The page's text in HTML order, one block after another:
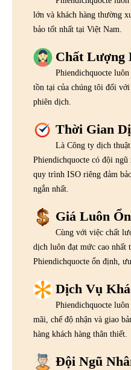
lớn và khách hàng thường
bảo tốt nhất tại Việt Nam.
Chất Lượng
Phiendichquocte
tồn tại của chúng tôi đối
phiên dịch.
Thời Gian
Là Công ty dịch thuật
Phiendichquocte có đội
quy trình ISO riêng đảm
ngắn nhất.
Giá Luôn
Cùng với việc chất
dịch luôn đạt mức cao nhất
Phiendichquocte ổn định,
Dịch Vụ
Phiendichquocte
mãi, chế độ nhận và giao
hàng khách hàng thân thiết.
Đội Ngũ